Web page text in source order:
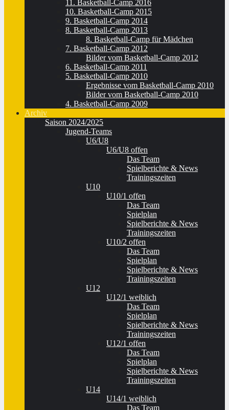
11. Basketball-Camp 2016
10. Basketball-Camp 2015
9. Basketball-Camp 2014
8. Basketball-Camp 2013
8. Basketball-Camp für Mädchen
7. Basketball-Camp 2012
Bilder vom Basketball-Camp 2012
6. Basketball-Camp 2011
5. Basketball-Camp 2010
Ergebnisse vom Basketball-Camp 2010
Bilder vom Basketball-Camp 2010
4. Basketball-Camp 2009
Archiv
Saison 2024/2025
Jugend-Teams
U6/U8
U6/U8 offen
Das Team
Spielberichte & News
Trainingszeiten
U10
U10/1 offen
Das Team
Spielplan
Spielberichte & News
Trainingszeiten
U10/2 offen
Das Team
Spielplan
Spielberichte & News
Trainingszeiten
U12
U12/1 weiblich
Das Team
Spielplan
Spielberichte & News
Trainingszeiten
U12/1 offen
Das Team
Spielplan
Spielberichte & News
Trainingszeiten
U14
U14/1 weiblich
Das Team